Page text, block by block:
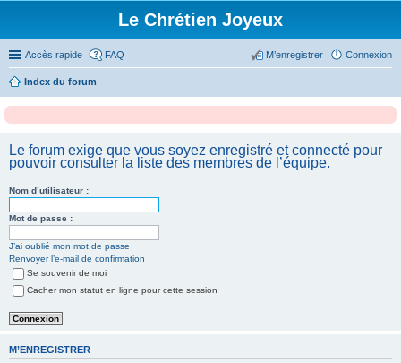
Le Chrétien Joyeux
Accès rapide FAQ Connexion
M’enregistrer
Index du forum
Le forum exige que vous soyez enregistré et connecté pour
pouvoir consulter la liste des membres de l’équipe.
Nom d’utilisateur :
Mot de passe :
J’ai oublié mon mot de passe
Renvoyer l’e-mail de confirmation
Se souvenir de moi
Cacher mon statut en ligne pour cette session
M’ENREGISTRER